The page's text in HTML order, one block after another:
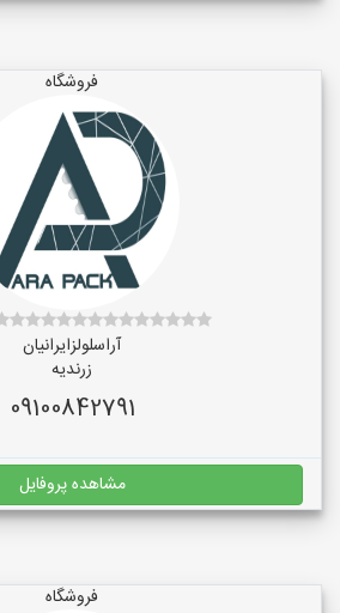
فروشگاه
آراسلولزایرانیان
زرندیه
09100842791
مشاهده پروفایل
فروشگاه